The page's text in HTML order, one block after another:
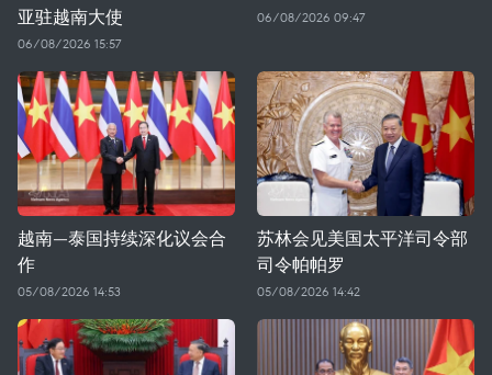
亚驻越南大使
06/08/2026 15:57
06/08/2026 09:47
越南—泰国持续深化议会合
作
05/08/2026 14:53
苏林会见美国太平洋司令部
司令帕帕罗
05/08/2026 14:42